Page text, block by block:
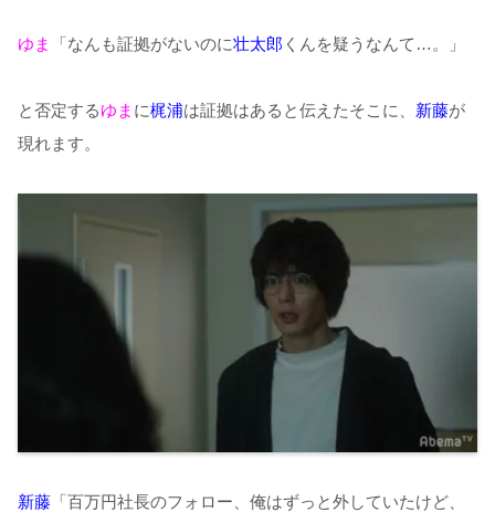
ゆま 「なんも証拠がないのに壮太郎 くんを疑うなんて…。」
と否定するゆま に梶浦は証拠はあると伝えたそこに、 新藤が
現れます。
新藤 「百万円社長のフォロー、俺はずっと外していたけど、